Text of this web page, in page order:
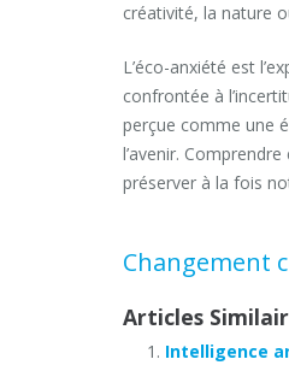
créativité, la nature
L’éco-anxiété est
confrontée à
perçue comme une
l’avenir.
préserver à la fois
Changement
Articles
Intelligence